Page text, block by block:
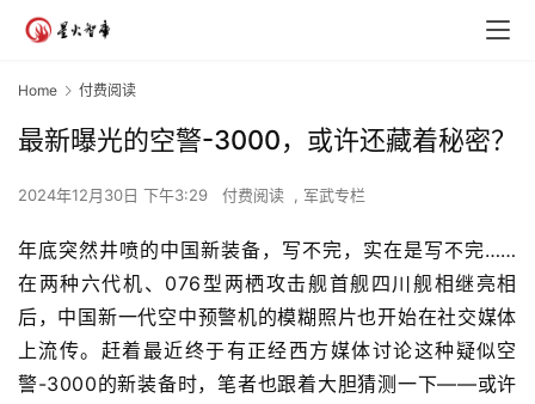
Home 付费阅读
最新曝光的空警-3000，或许还藏着秘密？
2024年12月30日 下午3:29 付费阅读 , 军武专栏
年底突然井喷的中国新装备，写不完，实在是写不完……
在两种六代机、 076 型两栖攻击舰首舰四川舰相继亮相
后，中国新一代空中预警机的模糊照片也开始在社交媒体
上流传。赶着最近终于有正经西方媒体讨论这种疑似空
警-3000的新装备时，笔者也跟着大胆猜测一下——或许